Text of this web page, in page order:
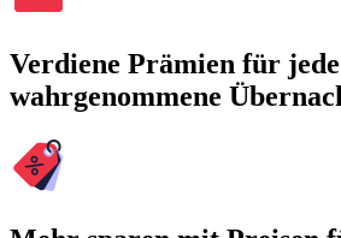
Verdiene Prämien für jede
wahrgenommene